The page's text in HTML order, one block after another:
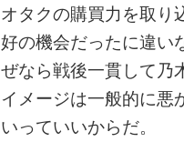
オタクの購買力を取り
好の機会だったに違い
ぜなら戦後一貫して乃
イメージは一般的に悪
いっていいからだ。